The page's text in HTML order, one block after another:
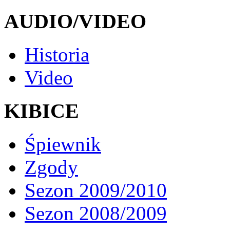
AUDIO/VIDEO
Historia
Video
KIBICE
Śpiewnik
Zgody
Sezon 2009/2010
Sezon 2008/2009